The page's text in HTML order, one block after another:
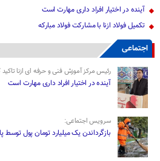
آینده در اختیار افراد داری مهارت است
تکمیل فولاد ازنا با مشارکت فولاد مبارکه
اجتماعی
رئیس مرکز آموزش فنی و حرفه ای ازنا تاکید
آینده در اختیار افراد داری مهارت است
سرویس اجتماعی:
بازگرداندن یک میلیارد تومان پول توسط